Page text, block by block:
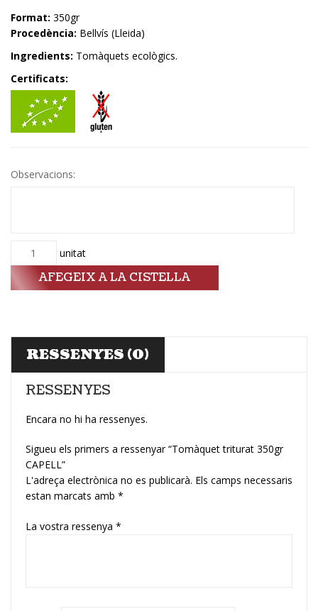
Format: 350gr
Procedència: Bellvís (Lleida)
Ingredients: Tomàquets ecològics.
Certificats:
Observacions:
Quantitat unitat
AFEGEIX A LA CISTELLA
RESSENYES (0)
RESSENYES
Encara no hi ha ressenyes.
Sigueu els primers a ressenyar “Tomàquet triturat 350gr
CAPELL”
L'adreça electrònica no es publicarà. Els camps necessaris
estan marcats amb *
La vostra ressenya *